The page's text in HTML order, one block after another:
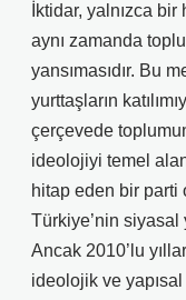
İktidar, yalnızca
aynı zamanda
yansımasıdır. Bu
yurttaşların
çerçevede
ideolojiyi temel
hitap eden bir parti
Türkiye’nin siyasal
Ancak 2010’lu
ideolojik ve